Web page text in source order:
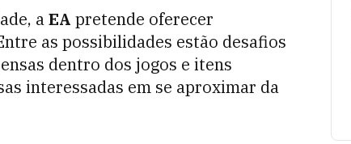
aEA pretende oferecer
as possibilidades estão desafios
dentro dos jogos e itens
interessadas em se aproximar da